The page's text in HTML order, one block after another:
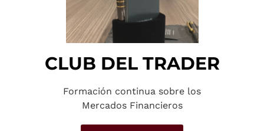
CLUB DEL TRADER
Formación continua sobre los
Mercados Financieros